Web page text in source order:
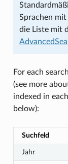
Sprachen
die Liste mit
For each
(see more
indexed in
below):
Suchfeld
Jahr